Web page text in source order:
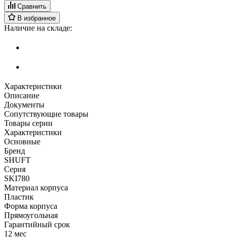
Сравнить
В избранное
Наличие на складе:
Характеристики
Описание
Документы
Сопутствующие товары
Товары серии
Характеристики
Основные
Бренд
SHUFT
Серия
SKI780
Материал корпуса
Пластик
Форма корпуса
Прямоугольная
Гарантийный срок
12 мес